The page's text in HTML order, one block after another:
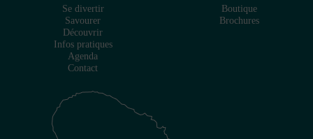
Se divertir
Savourer
Découvrir
Infos pratiques
Agenda
Contact
Boutique
Brochures